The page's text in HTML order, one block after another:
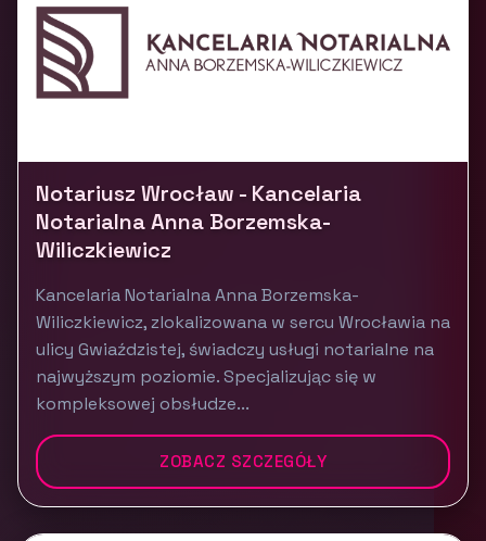
Notariusz Wrocław - Kancelaria
Notarialna Anna Borzemska-
Wiliczkiewicz
Kancelaria Notarialna Anna Borzemska-
Wiliczkiewicz, zlokalizowana w sercu Wrocławia na
ulicy Gwiaździstej, świadczy usługi notarialne na
najwyższym poziomie. Specjalizując się w
kompleksowej obsłudze...
ZOBACZ SZCZEGÓŁY